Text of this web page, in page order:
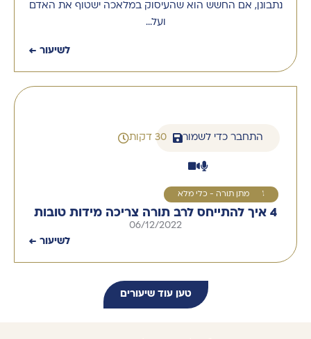
נתבונן, אם החשש הוא שהעיסוק במלאכה ישטוף את האדם
ועל…
לשיעור ←
התחבר כדי לשמור 30 דקות
4 מתן תורה - כלי מלא
4 איך להתייחס לרב תורה צריכה מידות טובות
06/12/2022
לשיעור ←
טען עוד שיעורים